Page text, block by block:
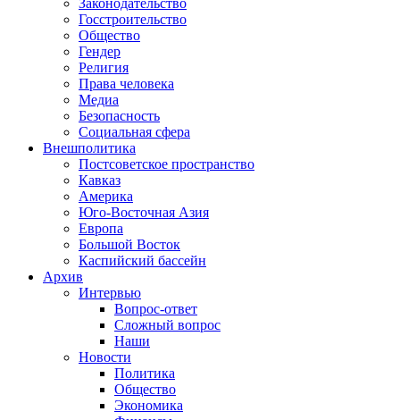
Законодательство
Госстроительство
Общество
Гендер
Религия
Права человека
Медиа
Безопасность
Социальная сфера
Внешполитика
Постсоветское пространство
Кавказ
Америка
Юго-Восточная Азия
Европа
Большой Восток
Каспийский бассейн
Архив
Интервью
Вопрос-ответ
Сложный вопрос
Наши
Новости
Политика
Общество
Экономика